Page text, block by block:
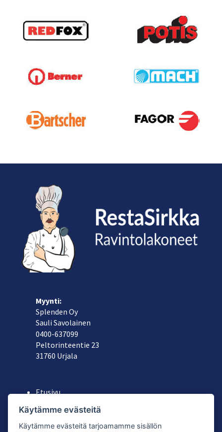
Myynti:
Splenden Oy
Sauli Savolainen
0400-637099
Peltorinteentie 23
31760 Urjala
Etusivu
Yritys
Käytetyt laitteet
Käytämme evästeitä
Käytämme evästeitä tarjoamamme sisällön